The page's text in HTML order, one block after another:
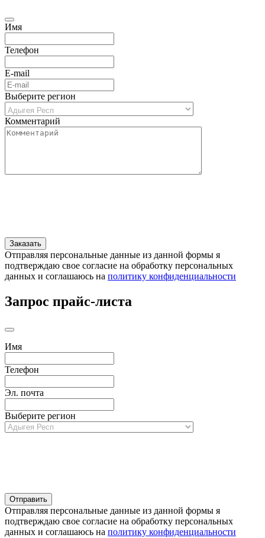
Имя
Телефон
E-mail
Выберите регион
Комментарий
Отправляя персональные данные из данной формы я
подтверждаю свое согласие на обработку персональных
данных и соглашаюсь на политику конфиденциальности
Запрос прайс-листа
Имя
Телефон
Эл. почта
Выберите регион
Отправляя персональные данные из данной формы я
подтверждаю свое согласие на обработку персональных
данных и соглашаюсь на политику конфиденциальности